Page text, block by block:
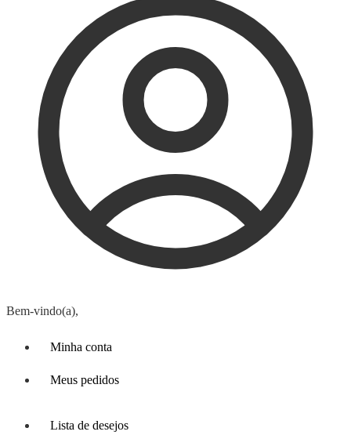
Bem-vindo(a),
Minha conta
Meus pedidos
Lista de desejos